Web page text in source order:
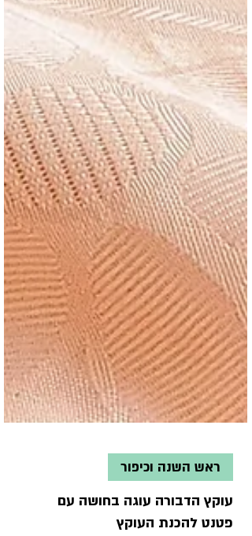
ראש השנה וכיפור
עוקץ הדבורה עוגה בחושה עם